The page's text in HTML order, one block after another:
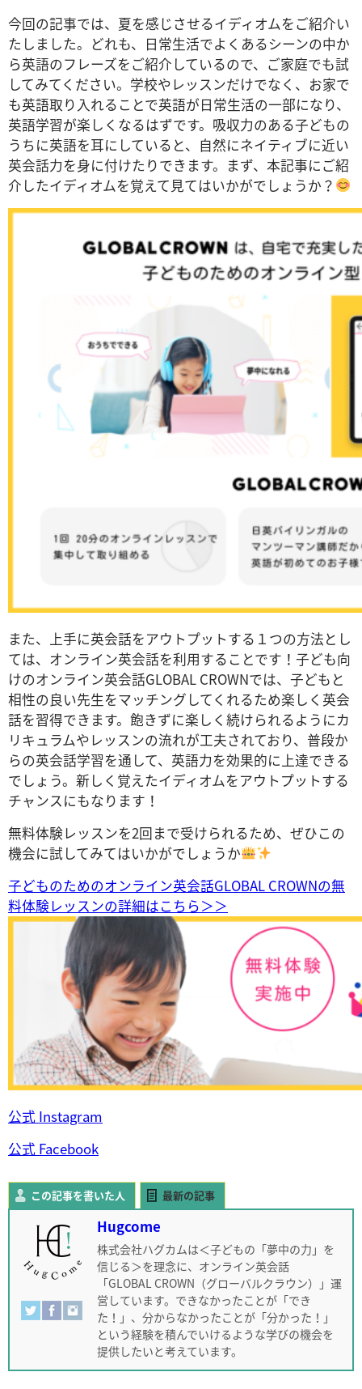
今回の記事では、夏を感じさせるイディオムをご紹介い
たしました。どれも、日常生活でよくあるシーンの中か
ら英語のフレーズをご紹介しているので、ご家庭でも試
してみてください。学校やレッスンだけでなく、お家で
も英語取り入れることで英語が日常生活の一部になり、
英語学習が楽しくなるはずです。 吸収力のある子どもの
うちに英語を耳にしていると、自然にネイティブに近い
英会話力を身に付けたりできます。まず、本記事にご紹
介したイディオムを覚えて見てはいかがでしょうか？
また、上手に英会話をアウトプットする１つの方法とし
ては、オンライン英会話を利用することです！ 子ども向
けのオンライン英会話GLOBAL CROWNでは、子どもと
相性の良い先生をマッチングしてくれるため楽しく英会
話を習得できます。飽きずに楽しく続けられるようにカ
リキュラムやレッスンの流れが工夫されており、普段か
らの英会話学習を通して、 英語力を効果的に上達できる
でしょう。新しく覚えたイディオムをアウトプットする
チャンスにもなります！
無料体験レッスンを2回まで受けられるため、ぜひこの
機会に試してみてはいかがでしょうか
子どものためのオンライン英会話GLOBAL CROWNの無
料体験レッスンの詳細はこちら＞＞
公式 Instagram
公式 Facebook
この記事を書いた人 最新の記事
Hugcome
株式会社ハグカムは＜子どもの「夢中の力」を
信じる＞を理念に、オンライン英会話
「GLOBAL CROWN（グローバルクラウン）」運
営しています。できなかったことが「でき
た！」、分からなかったことが「分かった！」
という経験を積んでいけるような学びの機会を
提供したいと考えています。